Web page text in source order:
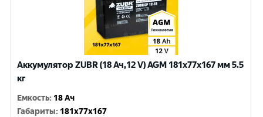
Аккумулятор ZUBR (18 Ач,12 V) AGM 181x77x167 мм 5.5
кг
Емкость: 18 Ач
Габариты: 181x77x167